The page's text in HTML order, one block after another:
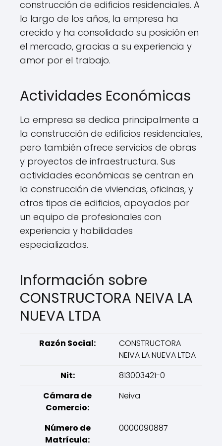
construcción de edificios residenciales. A
lo largo de los años, la empresa ha
crecido y ha consolidado su posición en
el mercado, gracias a su experiencia y
amor por el trabajo.
Actividades Económicas
La empresa se dedica principalmente a
la construcción de edificios residenciales,
pero también ofrece servicios de obras
y proyectos de infraestructura. Sus
actividades económicas se centran en
la construcción de viviendas, oficinas, y
otros tipos de edificios, apoyados por
un equipo de profesionales con
experiencia y habilidades
especializadas.
Información sobre
CONSTRUCTORA NEIVA LA
NUEVA LTDA
Razón Social:
CONSTRUCTORA
NEIVA LA NUEVA LTDA
Nit:
813003421-0
Cámara de
Comercio:
Neiva
Número de
Matrícula:
0000090887